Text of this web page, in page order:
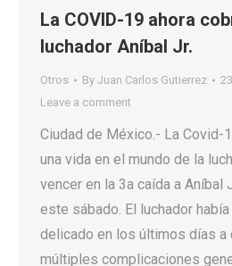
La COVID-19 ahora
luchador Aníbal Jr.
Otros By Juan Carlos Gutierrez
Leave a comment
Ciudad de México.- La Covid-
una vida en el mundo de la
vencer en la 3a caída a Aníbal
este sábado. El luchador
delicado en los últimos días a
múltiples complicaciones